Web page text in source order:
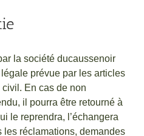
la société ducaussenoir
prévue par les articles
En cas de non
il pourra être retourné à
le reprendra, l’échangera
les réclamations, demandes